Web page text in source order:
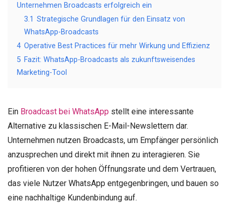
Unternehmen Broadcasts erfolgreich ein
3.1 Strategische Grundlagen für den Einsatz von
WhatsApp-Broadcasts
4 Operative Best Practices für mehr Wirkung und Effizienz
5 Fazit: WhatsApp-Broadcasts als zukunftsweisendes
Marketing-Tool
Ein Broadcast bei WhatsApp stellt eine interessante
Alternative zu klassischen E-Mail-Newslettern dar.
Unternehmen nutzen Broadcasts, um Empfänger persönlich
anzusprechen und direkt mit ihnen zu interagieren. Sie
profitieren von der hohen Öffnungsrate und dem Vertrauen,
das viele Nutzer WhatsApp entgegenbringen, und bauen so
eine nachhaltige Kundenbindung auf.